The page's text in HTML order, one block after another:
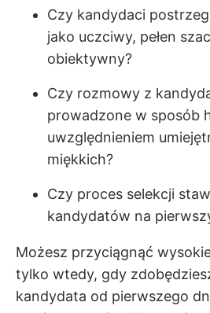
Czy kandydaci
jako uczciwy, pełen
obiektywny?
Czy rozmowy z
prowadzone w sposób
uwzględnieniem
miękkich?
Czy proces selekcji
kandydatów na
Możesz przyciągnąć
tylko wtedy, gdy
kandydata od pierwszego